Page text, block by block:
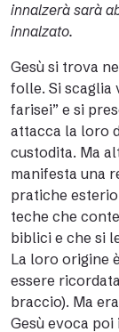
innalzerà sarà
innalzato.
Gesù si trova
folle. Si scaglia
farisei” e si
attacca la loro
custodita. Ma
manifesta una
pratiche
teche che
biblici e che si
La loro origine
essere
braccio). Ma
Gesù evoca